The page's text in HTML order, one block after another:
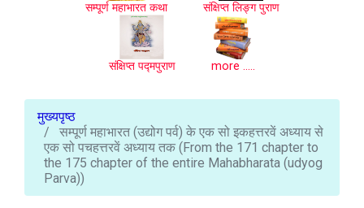
सम्पूर्ण महाभारत कथा संक्षिप्त लिङ्ग पुराण
संक्षिप्त पद्मपुराण more .....
मुख्यपृष्ठ
सम्पूर्ण महाभारत (उद्योग पर्व) के एक सो इकहत्तरवें अध्याय से
एक सो पचहत्तरवें अध्याय तक (From the 171 chapter to
the 175 chapter of the entire Mahabharata (udyog
Parva))